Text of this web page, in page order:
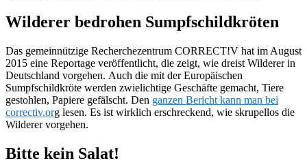
Wilderer bedrohen Sumpfschildkröten
Das gemeinnützige Recherchezentrum CORRECT!V hat im August
2015 eine Reportage veröffentlicht, die zeigt, wie dreist Wilderer in
Deutschland vorgehen. Auch die mit der Europäischen
Sumpfschildkröte werden zwielichtige Geschäfte gemacht, Tiere
gestohlen, Papiere gefälscht. Den ganzen Bericht kann man bei
correctiv.org lesen. Es ist wirklich erschreckend, wie skrupellos die
Wilderer vorgehen.
Bitte kein Salat!